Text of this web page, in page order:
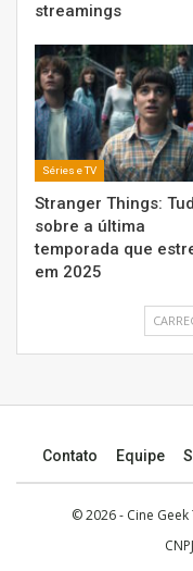
streamings
Séries e TV
Stranger Things:
sobre a última
temporada que
em 2025
Contato Equipe
© 2026 - Cine Geek